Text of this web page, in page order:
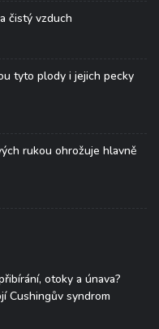
čistý vzduch
tyto plody i jejich pecky
rukou ohrožuje hlavně
otoky a únava?
Cushingův syndrom